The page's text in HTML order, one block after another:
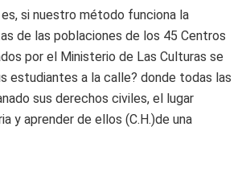
es, si nuestro método funciona la
de las poblaciones de los 45 Centros
por el Ministerio de Las Culturas se
estudiantes a la calle? donde todas las
sus derechos civiles, el lugar
y aprender de ellos (C.H.)de una